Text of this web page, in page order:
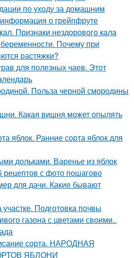
по уходу за домашним
о грейпфруте
Признаки нездорового кала
Почему при
растяжки?
для полезных чаев. Этот
Польза черной смородины
Какая вишня может опылять
яблок. Ранние сорта яблок для
дольками. Варенье из яблок
рецептов с фото пошагово
для дачи. Какие бывают
Подготовка почвы
газона с цветами своими..
сорта. НАРОДНАЯ
ЯБЛОНИ